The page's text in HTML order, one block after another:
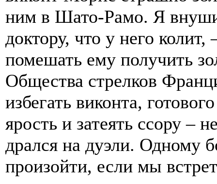
ним в Шато-Рамо. Я
доктору, что у него
помешать ему получить
Общества стрелков
избегать виконта,
ярость и затеять ссору –
дрался на дуэли. Одному
произойти, если мы